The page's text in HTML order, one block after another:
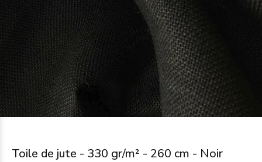
Toile de jute - 330 gr/m² - 260 cm - Noir